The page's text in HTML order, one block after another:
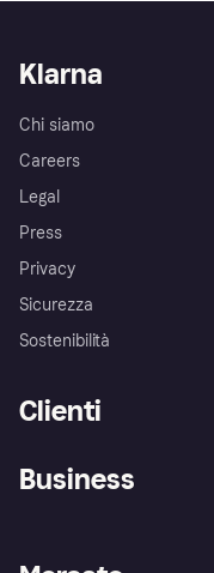
Klarna
Chi siamo
Careers
Legal
Press
Privacy
Sicurezza
Sostenibilità
Clienti
Assistenza
Business
Accesso aziende